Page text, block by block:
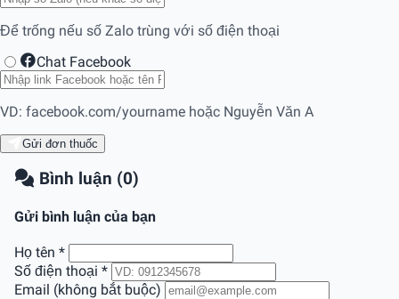
Để trống nếu số Zalo trùng với số điện thoại
Chat Facebook
VD: facebook.com/yourname hoặc Nguyễn Văn A
Gửi đơn thuốc
Bình luận (0)
Gửi bình luận của bạn
Họ tên *
Số điện thoại *
Email (không bắt buộc)